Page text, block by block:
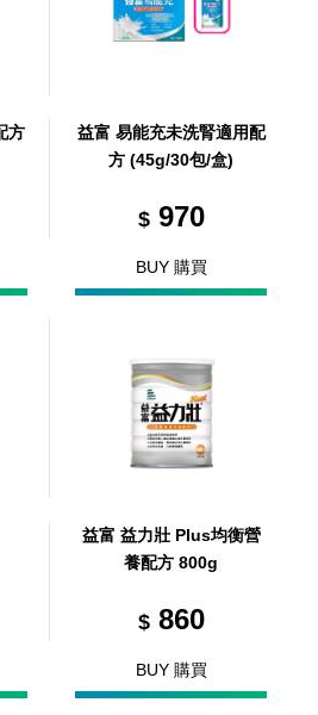
方
益富 易能充未洗腎適用配
方 (45g/30包/盒)
$970
BUY 購買
益富 益力壯 Plus均衡營
養配方 800g
$860
BUY 購買